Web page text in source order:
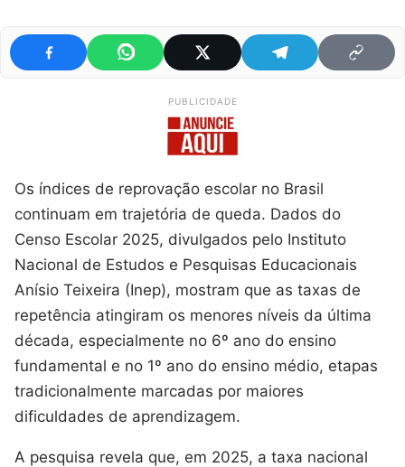
PUBLICIDADE
Os índices de reprovação escolar no Brasil
continuam em trajetória de queda. Dados do
Censo Escolar 2025, divulgados pelo Instituto
Nacional de Estudos e Pesquisas Educacionais
Anísio Teixeira (Inep), mostram que as taxas de
repetência atingiram os menores níveis da última
década, especialmente no 6º ano do ensino
fundamental e no 1º ano do ensino médio, etapas
tradicionalmente marcadas por maiores
dificuldades de aprendizagem.
A pesquisa revela que, em 2025, a taxa nacional